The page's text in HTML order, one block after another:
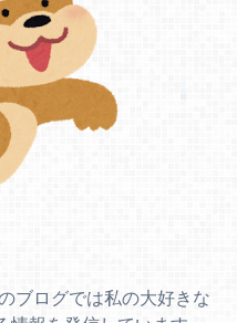
ブログでは私の大好きな